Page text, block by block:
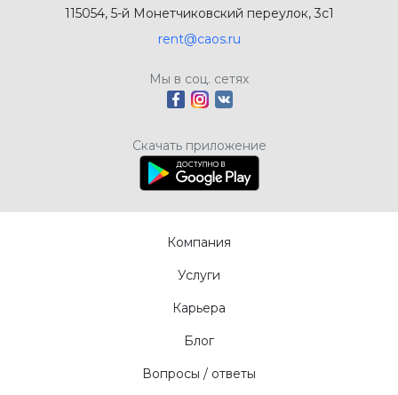
115054, 5-й Монетчиковский переулок, 3с1
rent@caos.ru
Мы в соц. сетях
Скачать приложение
Компания
Услуги
Карьера
Блог
Вопросы / ответы